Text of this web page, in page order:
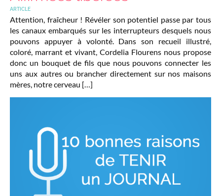
ARTICLE
Attention, fraîcheur ! Révéler son potentiel passe par tous
les canaux embarqués sur les interrupteurs desquels nous
pouvons appuyer à volonté. Dans son recueil illustré,
coloré, marrant et vivant, Cordelia Flourens nous propose
donc un bouquet de fils que nous pouvons connecter les
uns aux autres ou brancher directement sur nos maisons
mères, notre cerveau […]